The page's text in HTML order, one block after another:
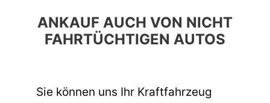
ANKAUF AUCH VON NICHT
FAHRTÜCHTIGEN AUTOS
Sie können uns Ihr Kraftfahrzeug